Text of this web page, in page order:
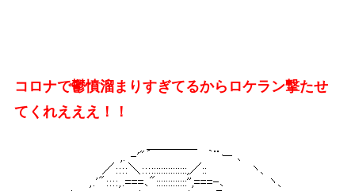
コロナで鬱憤溜まりすぎてるからロケラン撃たせ
てくれえええ！！